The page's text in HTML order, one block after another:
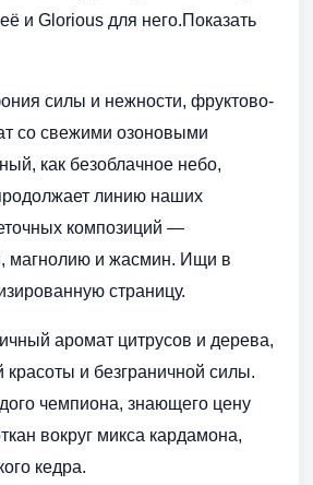
и Glorious для него.Показать
силы и нежности, фруктово-
со свежими озоновыми
как безоблачное небо,
линию наших
композиций —
магнолию и жасмин. Ищи в
страницу.
аромат цитрусов и дерева,
красоты и безграничной силы.
чемпиона, знающего цену
вокруг микса кардамона,
кедра.